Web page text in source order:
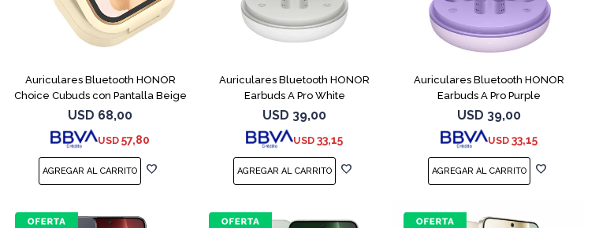
Auriculares Bluetooth HONOR
Choice Cubuds con Pantalla Beige
USD 68,00
USD 57,80
Auriculares Bluetooth HONOR
Earbuds A Pro White
USD 39,00
USD 33,15
Auriculares Bluetooth HONOR
Earbuds A Pro Purple
USD 39,00
USD 33,15